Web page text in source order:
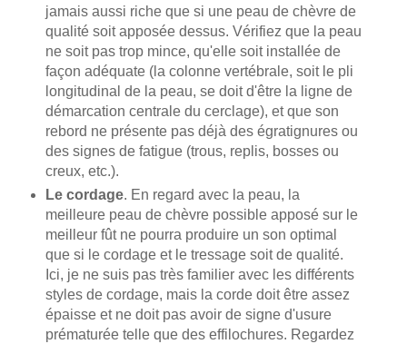
jamais aussi riche que si une peau de chèvre de
qualité soit apposée dessus. Vérifiez que la peau
ne soit pas trop mince, qu'elle soit installée de
façon adéquate (la colonne vertébrale, soit le pli
longitudinal de la peau, se doit d'être la ligne de
démarcation centrale du cerclage), et que son
rebord ne présente pas déjà des égratignures ou
des signes de fatigue (trous, replis, bosses ou
creux, etc.).
Le cordage. En regard avec la peau, la
meilleure peau de chèvre possible apposé sur le
meilleur fût ne pourra produire un son optimal
que si le cordage et le tressage soit de qualité.
Ici, je ne suis pas très familier avec les différents
styles de cordage, mais la corde doit être assez
épaisse et ne doit pas avoir de signe d'usure
prématurée telle que des effilochures. Regardez